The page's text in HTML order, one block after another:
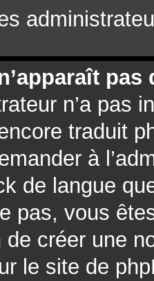
n’a pas
traduit
à
de langue
pas, vous
créer une
le site de